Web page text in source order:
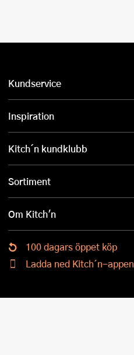
Kundservice
Inspiration
Kitch´n kundklubb
Sortiment
Om Kitch'n
100 dagars öppet köp
Ladda ned Kitch´n-appen